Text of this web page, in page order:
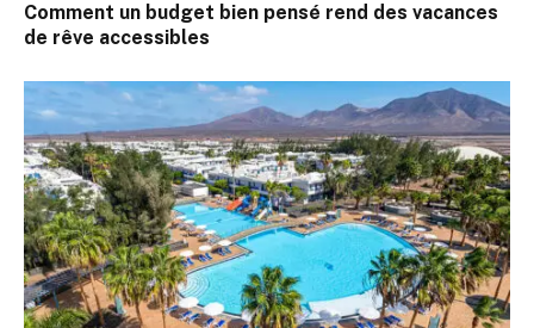
Comment un budget bien pensé rend des vacances
de rêve accessibles